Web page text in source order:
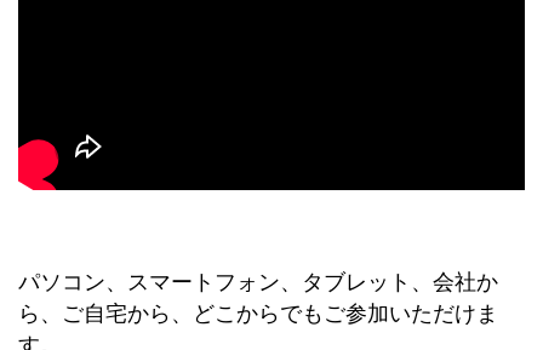
パソコン、スマートフォン、タブレット、会社か
ら、ご自宅から、どこからでもご参加いただけま
す。